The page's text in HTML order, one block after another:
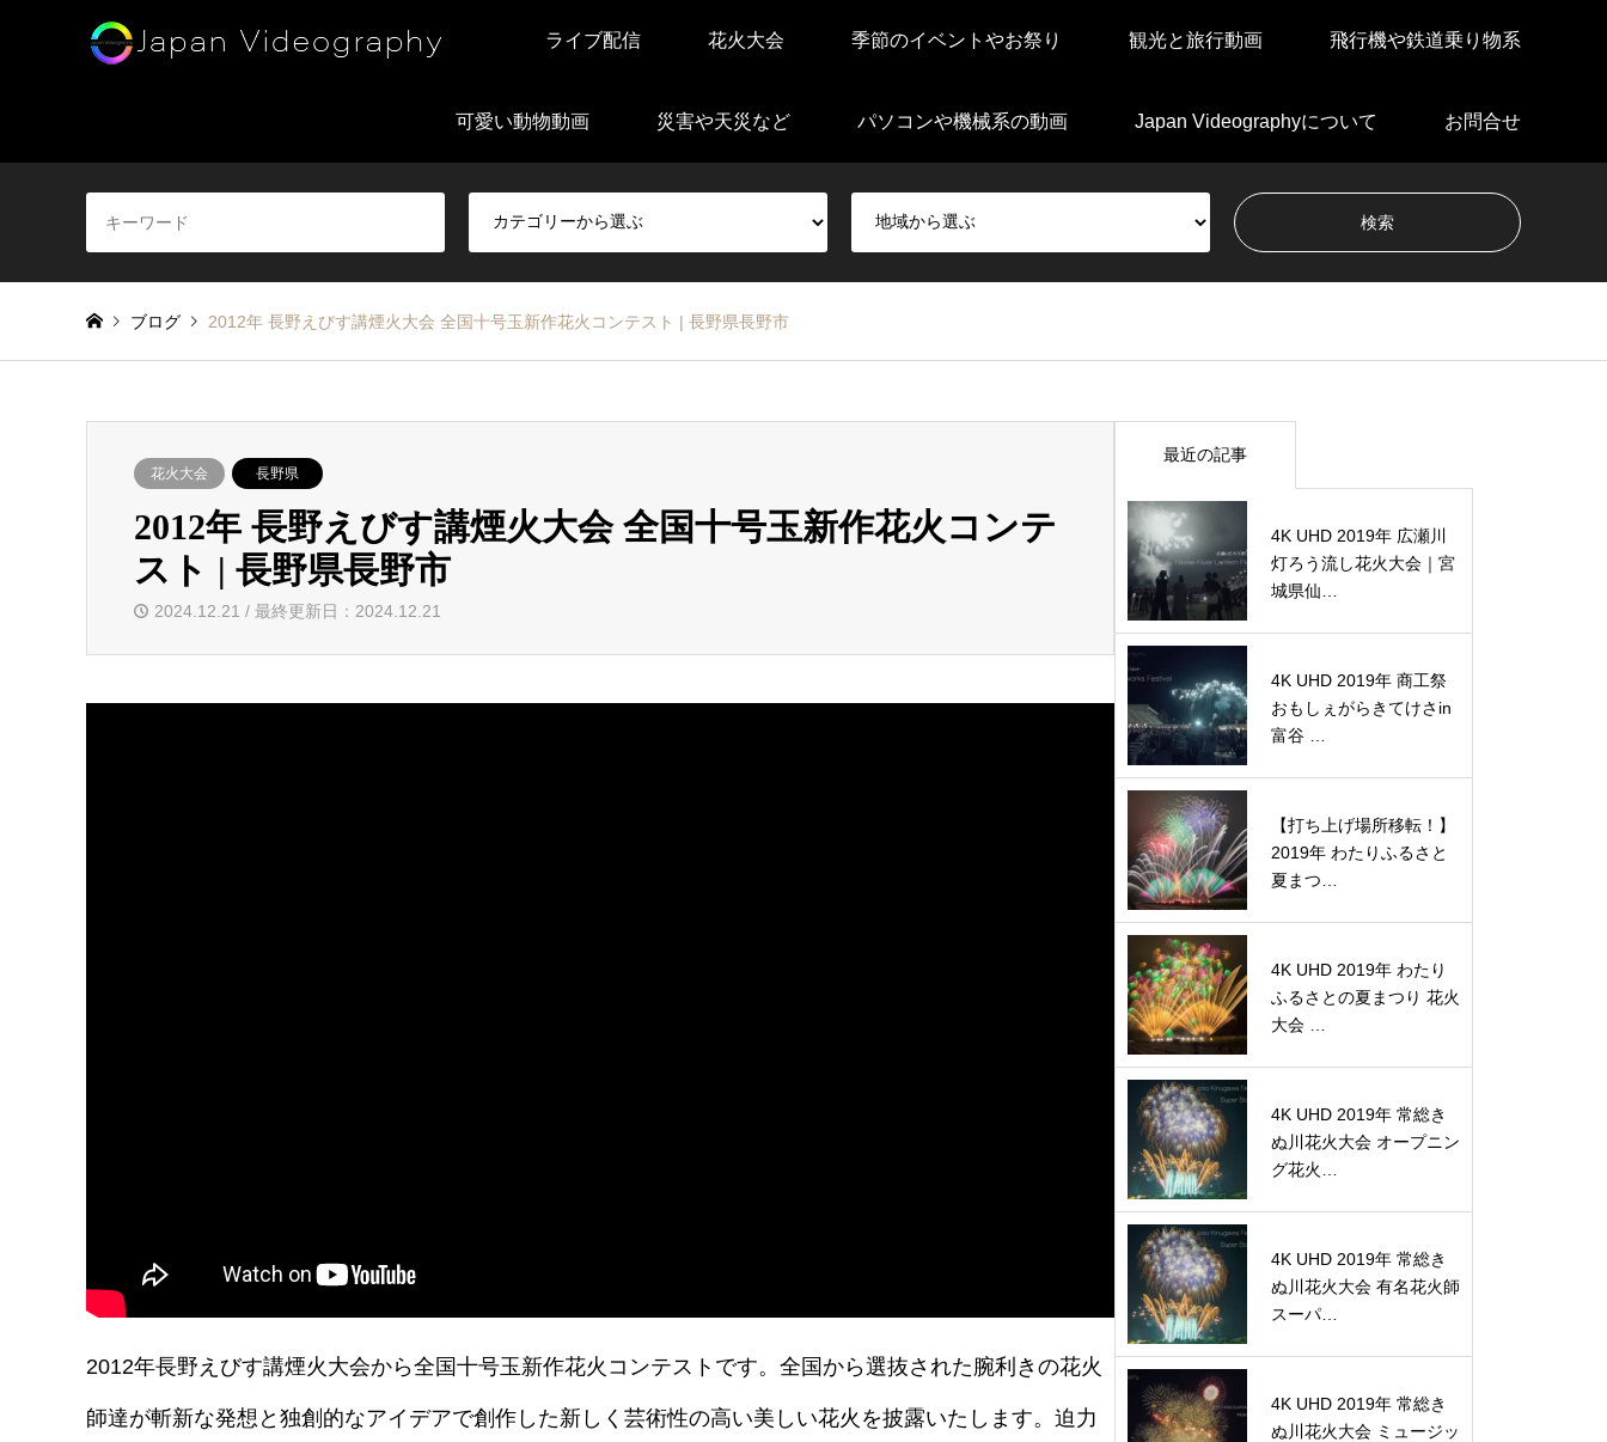
ライブ配信 花火大会 季節のイベントやお祭り 観光と旅行動画 飛行機や鉄道乗り物系
可愛い動物動画 災害や天災など パソコンや機械系の動画 Japan Videographyについて お問合せ
ブログ 2012年 長野えびす講煙火大会 全国十号玉新作花火コンテスト | 長野県長野市
花火大会 長野県
2012年 長野えびす講煙火大会 全国十号玉新作花火コンテ
スト | 長野県長野市
2024.12.21 / 最終更新日：2024.12.21
2012年長野えびす講煙火大会から全国十号玉新作花火コンテストです。全国から選抜された腕利きの花火
師達が斬新な発想と独創的なアイデアで創作した新しく芸術性の高い美しい花火を披露いたします。迫力
最近の記事
4K UHD 2019年 広瀬川
灯ろう流し花火大会｜宮
城県仙…
4K UHD 2019年 商工祭
おもしぇがらきてけさin
富谷 …
【打ち上げ場所移転！】
2019年 わたりふるさと
夏まつ…
4K UHD 2019年 わたり
ふるさとの夏まつり 花火
大会 …
4K UHD 2019年 常総き
ぬ川花火大会 オープニン
グ花火…
4K UHD 2019年 常総き
ぬ川花火大会 有名花火師
スーパ…
4K UHD 2019年 常総き
ぬ川花火大会 ミュージッ